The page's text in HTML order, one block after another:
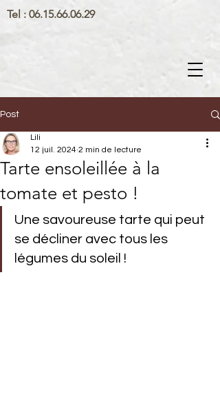
Tel : 06.15.66.06.29
Post
Tarte ensoleillée à la
tomate et pesto !
Lili
12 juil. 2024 2 min de lecture
Une savoureuse tarte qui peut
se décliner avec tous les
légumes du soleil !